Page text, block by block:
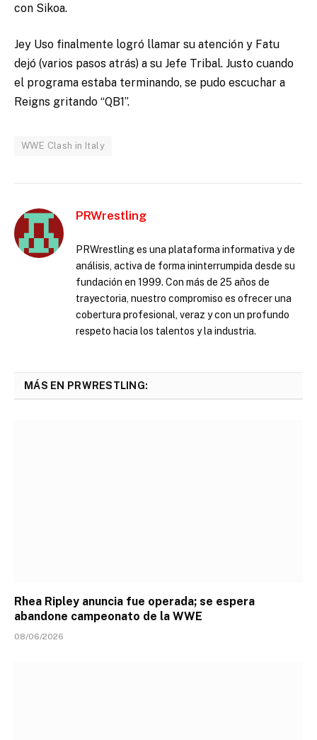
con Sikoa.
Jey Uso finalmente logró llamar su atención y Fatu
dejó (varios pasos atrás) a su Jefe Tribal. Justo cuando
el programa estaba terminando, se pudo escuchar a
Reigns gritando “QB1”.
WWE Clash in Italy
PRWrestling
PRWrestling es una plataforma informativa y de
análisis, activa de forma ininterrumpida desde su
fundación en 1999. Con más de 25 años de
trayectoria, nuestro compromiso es ofrecer una
cobertura profesional, veraz y con un profundo
respeto hacia los talentos y la industria.
MÁS EN PRWRESTLING:
Rhea Ripley anuncia fue operada; se espera
abandone campeonato de la WWE
08/06/2026